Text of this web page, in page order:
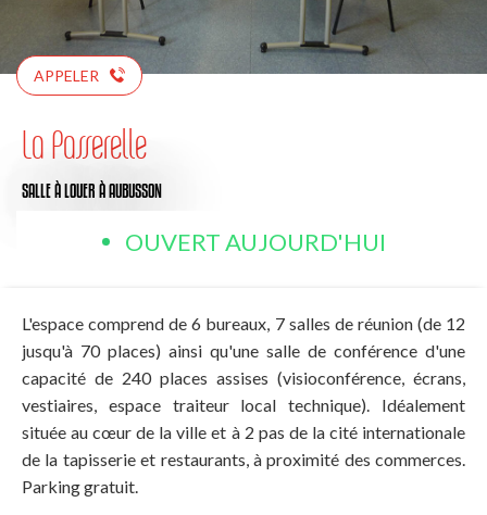
APPELER
La Passerelle
SALLE À LOUER À AUBUSSON
OUVERT AUJOURD'HUI
L'espace comprend de 6 bureaux, 7 salles de réunion (de 12
jusqu'à 70 places) ainsi qu'une salle de conférence d'une
capacité de 240 places assises (visioconférence, écrans,
vestiaires, espace traiteur local technique). Idéalement
située au cœur de la ville et à 2 pas de la cité internationale
de la tapisserie et restaurants, à proximité des commerces.
Parking gratuit.